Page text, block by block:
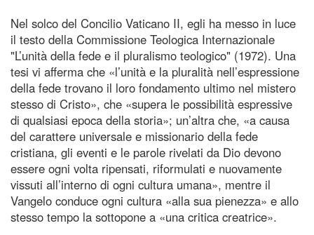
Nel solco del Concilio Vaticano II, egli ha messo in luce
il testo della Commissione Teologica Internazionale
"L’unità della fede e il pluralismo teologico" (1972). Una
tesi vi afferma che «l’unità e la pluralità nell’espressione
della fede trovano il loro fondamento ultimo nel mistero
stesso di Cristo», che «supera le possibilità espressive
di qualsiasi epoca della storia»; un’altra che, «a causa
del carattere universale e missionario della fede
cristiana, gli eventi e le parole rivelati da Dio devono
essere ogni volta ripensati, riformulati e nuovamente
vissuti all’interno di ogni cultura umana», mentre il
Vangelo conduce ogni cultura «alla sua pienezza» e allo
stesso tempo la sottopone a «una critica creatrice».